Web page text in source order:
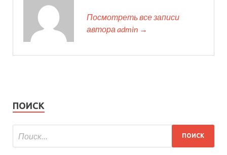
Посмотреть все записи
автора admin →
ПОИСК